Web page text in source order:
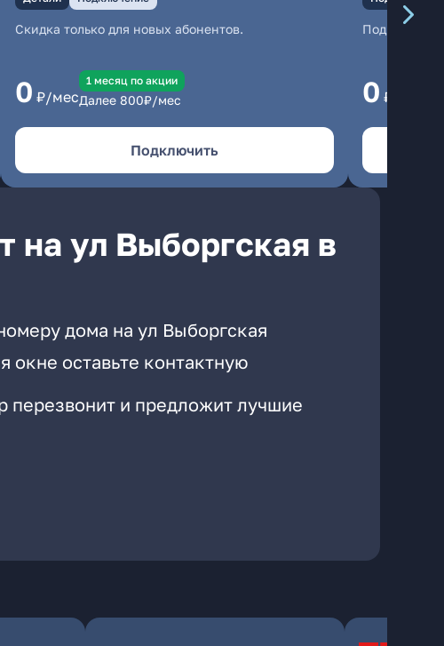
Скидка только для новых абонентов.
0 ₽/мес
1 месяц по акции
Далее 800₽/мес
Подключить
0 ₽/мес
на ул Выборгская в
дома на ул Выборгская
оставьте контактную
перезвонит и предложит лучшие